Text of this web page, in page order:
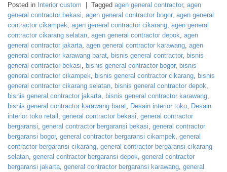
Posted in Interior custom Tagged agen general contractor, agen
general contractor bekasi agen general contractor bogor, agen general
contractor cikampek agen general contractor cikarang agen general
contractor cikarang selatan agen general contractor depok agen
general contractor jakarta agen general contractor karawang agen
general contractor karawang barat
bisnis general contractor, bisnis
general contractor bekasi
bisnis general contractor bogor, bisnis
general contractor cikampek
bisnis general contractor cikarang
bisnis
general contractor cikarang selatan
bisnis general contractor depok
bisnis general contractor jakarta
bisnis general contractor karawang
bisnis general contractor karawang barat
Desain interior toko
Desain
interior toko retail
general contractor bekasi general contractor
bergaransi general contractor bergaransi bekasi general contractor
bergaransi bogor, general contractor bergaransi cikampek general
contractor bergaransi cikarang general contractor bergaransi cikarang
selatan general contractor bergaransi depok general contractor
bergaransi jakarta general contractor bergaransi karawang general